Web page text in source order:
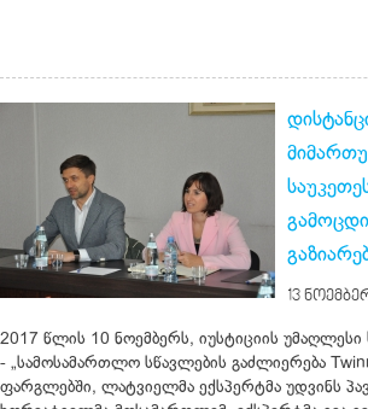
13
2017 წლის 10 ნოემბერს, იუსტიციის
- „სამოსამართლო სწავლების გაძლიერება
ფარგლებში, ლატვიელმა ექსპერტმა უდვინს